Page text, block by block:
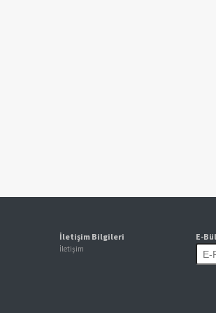
İletişim Bilgileri
İletişim
E-